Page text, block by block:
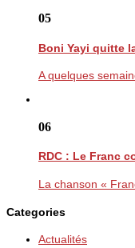
05
Boni Yayi quitte
A quelques
06
RDC : Le Franc
La chanson «
Categories
Actualités